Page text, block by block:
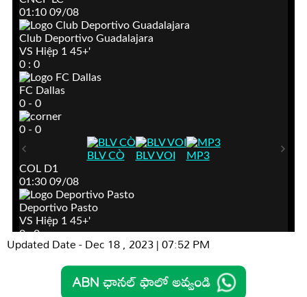
Updated Date - Dec 18 , 2023 | 07:52 PM